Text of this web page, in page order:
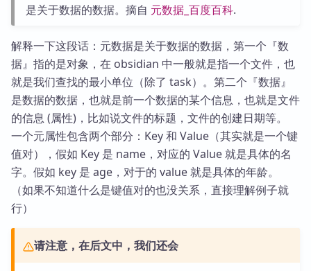
是关于数据的数据。摘自 元数据_百度百科.
解释一下这段话：元数据是关于数据的数据，第一个『数
据』指的是对象，在 obsidian 中一般就是指一个文件，也
就是我们查找的最小单位（除了 task）。第二个『数据』
是数据的数据，也就是前一个数据的某个信息，也就是文件
的信息 (属性)，比如说文件的标题，文件的创建日期等。
一个元属性包含两个部分：Key 和 Value（其实就是一个键
值对），假如 Key 是 name，对应的 Value 就是具体的名
字。假如 key 是 age，对于的 value 就是具体的年龄。
（如果不知道什么是键值对的也没关系，直接理解例子就
行）
请注意，在后文中，我们还会